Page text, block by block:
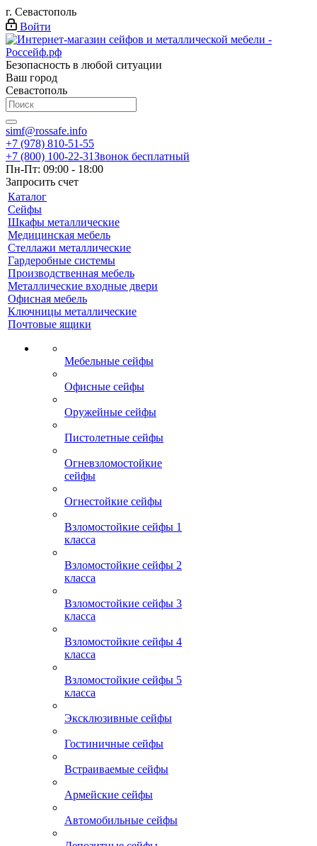
г. Севастополь
Войти
Безопасность в любой ситуации
Ваш город
Севастополь
simf@rossafe.info
+7 (978) 810-51-55
+7 (800) 100-22-31Звонок бесплатный
Пн-Пт: 09:00 - 18:00
Запросить счет
Каталог
Сейфы
Шкафы металлические
Медицинская мебель
Стеллажи металлические
Гардеробные системы
Производственная мебель
Металлические входные двери
Офисная мебель
Ключницы металлические
Почтовые ящики
Мебельные сейфы
Офисные сейфы
Оружейные сейфы
Пистолетные сейфы
Огневзломостойкие
сейфы
Огнестойкие сейфы
Взломостойкие сейфы 1
класса
Взломостойкие сейфы 2
класса
Взломостойкие сейфы 3
класса
Взломостойкие сейфы 4
класса
Взломостойкие сейфы 5
класса
Эксклюзивные сейфы
Гостиничные сейфы
Встраиваемые сейфы
Армейские сейфы
Автомобильные сейфы